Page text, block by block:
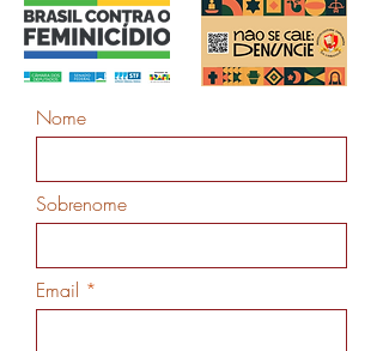
Nome
Sobrenome
Email